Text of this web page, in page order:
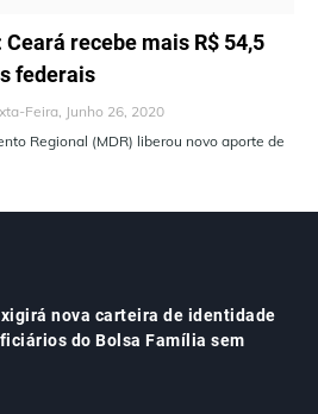
recebe mais R$ 54,5
federais
Feira, Junho 26, 2020
Regional (MDR) liberou novo aporte de
nova carteira de identidade
do Bolsa Família sem